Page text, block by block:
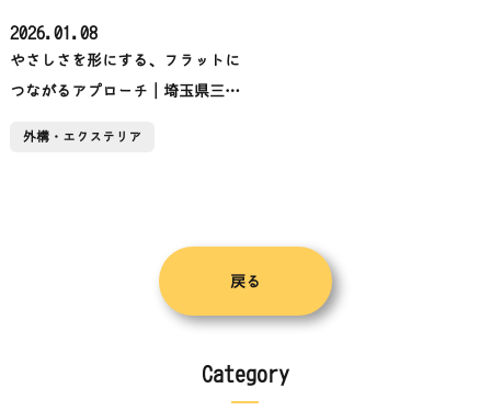
2026.01.08
やさしさを形にする、フラットに
つながるアプローチ│埼玉県三郷
外構・エクステリア
戻る
Category